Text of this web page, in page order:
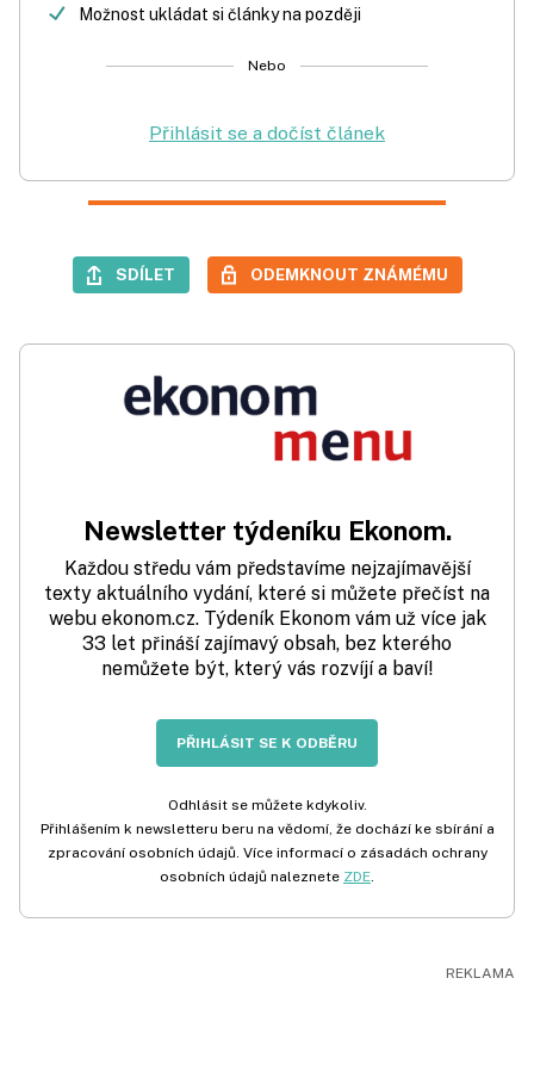
Možnost ukládat si články na později
Nebo
Přihlásit se a dočíst článek
SDÍLET ODEMKNOUT ZNÁMÉMU
Newsletter týdeníku Ekonom.
Každou středu vám představíme nejzajímavější
texty aktuálního vydání, které si můžete přečíst na
webu ekonom.cz. Týdeník Ekonom vám už více jak
33 let přináší zajímavý obsah, bez kterého
nemůžete být, který vás rozvíjí a baví!
PŘIHLÁSIT SE K ODBĚRU
Odhlásit se můžete kdykoliv.
Přihlášením k newsletteru beru na vědomí, že dochází ke sbírání a
zpracování osobních údajů. Více informací o zásadách ochrany
osobních údajů naleznete ZDE.